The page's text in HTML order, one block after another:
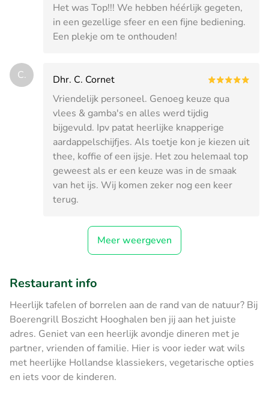
Het was Top!!! We hebben héérlijk gegeten,
in een gezellige sfeer en een fijne bediening.
Een plekje om te onthouden!
C.
Dhr. C. Cornet
Vriendelijk personeel. Genoeg keuze qua
vlees & gamba's en alles werd tijdig
bijgevuld. Ipv patat heerlijke knapperige
aardappelschijfjes. Als toetje kon je kiezen uit
thee, koffie of een ijsje. Het zou helemaal top
geweest als er een keuze was in de smaak
van het ijs. Wij komen zeker nog een keer
terug.
Meer weergeven
Restaurant info
Heerlijk tafelen of borrelen aan de rand van de natuur? Bij
Boerengrill Boszicht Hooghalen ben jij aan het juiste
adres. Geniet van een heerlijk avondje dineren met je
partner, vrienden of familie. Hier is voor ieder wat wils
met heerlijke Hollandse klassiekers, vegetarische opties
en iets voor de kinderen.